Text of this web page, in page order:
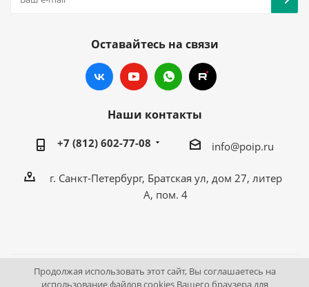
Оставайтесь на связи
Наши контакты
+7 (812) 602-77-08 info@poip.ru
г. Санкт-Петербург, Братская ул, дом 27, литер
А, пом. 4
2009 - 2026 © Промышленное оборудование Интернет
Продолжая использовать этот сайт, Вы соглашаетесь на
использование файлов cookies Вашего браузера для